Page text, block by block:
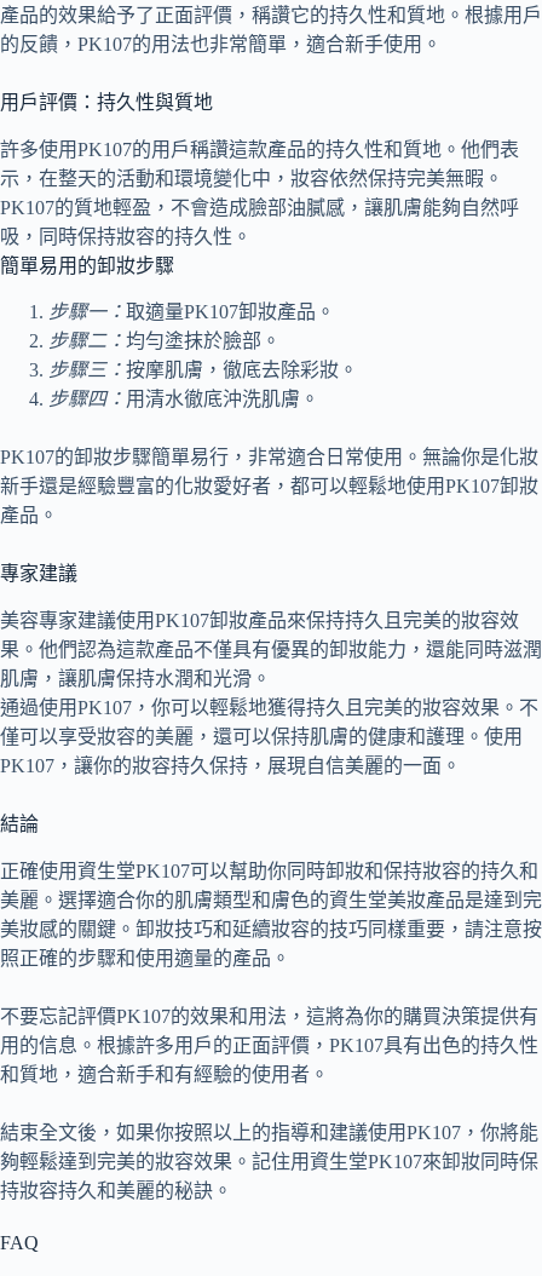
產品的效果給予了正面評價，稱讚它的持久性和質地。根據用戶
的反饋，PK107的用法也非常簡單，適合新手使用。
用戶評價：持久性與質地
許多使用PK107的用戶稱讚這款產品的持久性和質地。他們表
示，在整天的活動和環境變化中，妝容依然保持完美無暇。
PK107的質地輕盈，不會造成臉部油膩感，讓肌膚能夠自然呼
吸，同時保持妝容的持久性。
簡單易用的卸妝步驟
步驟一： 取適量PK107卸妝產品。
步驟二： 均勻塗抹於臉部。
步驟三： 按摩肌膚，徹底去除彩妝。
步驟四： 用清水徹底沖洗肌膚。
PK107的卸妝步驟簡單易行，非常適合日常使用。無論你是化妝
新手還是經驗豐富的化妝愛好者，都可以輕鬆地使用PK107卸妝
產品。
專家建議
美容專家建議使用PK107卸妝產品來保持持久且完美的妝容效
果。他們認為這款產品不僅具有優異的卸妝能力，還能同時滋潤
肌膚，讓肌膚保持水潤和光滑。
通過使用PK107，你可以輕鬆地獲得持久且完美的妝容效果。不
僅可以享受妝容的美麗，還可以保持肌膚的健康和護理。使用
PK107，讓你的妝容持久保持，展現自信美麗的一面。
結論
正確使用資生堂PK107可以幫助你同時卸妝和保持妝容的持久和
美麗。選擇適合你的肌膚類型和膚色的資生堂美妝產品是達到完
美妝感的關鍵。卸妝技巧和延續妝容的技巧同樣重要，請注意按
照正確的步驟和使用適量的產品。
不要忘記評價PK107的效果和用法，這將為你的購買決策提供有
用的信息。根據許多用戶的正面評價，PK107具有出色的持久性
和質地，適合新手和有經驗的使用者。
結束全文後，如果你按照以上的指導和建議使用PK107，你將能
夠輕鬆達到完美的妝容效果。記住用資生堂PK107來卸妝同時保
持妝容持久和美麗的秘訣。
FAQ